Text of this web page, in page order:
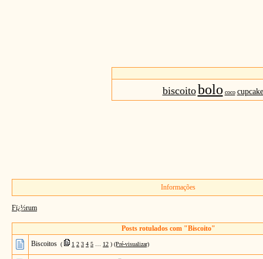
biscoitobolo coco cupcake
Informações
Fï¿½rum
Posts rotulados com "Biscoito"
Biscoitos ( 1 2 3 4 5 12 ) (Pré-visualizar)